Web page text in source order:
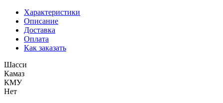
Характеристики
Описание
Доставка
Оплата
Как заказать
Шасси
Камаз
КМУ
Нет